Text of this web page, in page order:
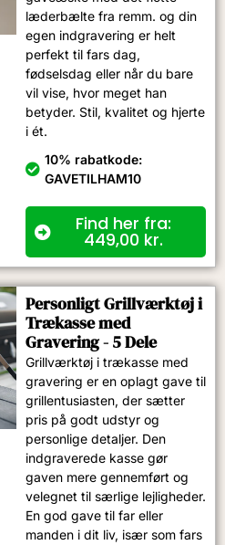
læderbælte fra remm. og din
egen indgravering er helt
perfekt til fars dag,
fødselsdag eller når du bare
vil vise, hvor meget han
betyder. Stil, kvalitet og hjerte
i ét.
10% rabatkode:
GAVETILHAM10
Find her fra:
449,00 kr.
Personligt Grillværktøj i
Trækasse med
Gravering - 5 Dele
Grillværktøj i trækasse med
gravering er en oplagt gave til
grillentusiasten, der sætter
pris på godt udstyr og
personlige detaljer. Den
indgraverede kasse gør
gaven mere gennemført og
velegnet til særlige lejligheder.
En god gave til far eller
manden i dit liv, især som fars